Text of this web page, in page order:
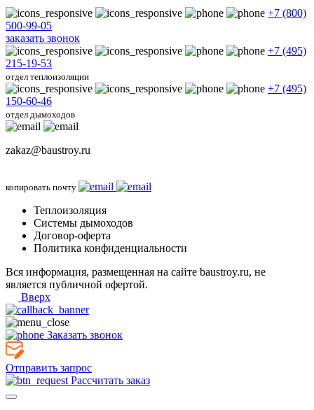
+7 (800)
500-99-05
заказать звонок
+7 (495)
215-19-53
отдел теплоизоляции
+7 (495)
150-60-46
отдел дымоходов
zakaz@baustroy.ru
копировать почту
Теплоизоляция
Системы дымоходов
Договор-оферта
Политика конфиденциальности
Вся информация, размещенная на сайте baustroy.ru, не
является публичной офертой.
Вверх
Заказать звонок
Отправить запрос
Рассчитать заказ